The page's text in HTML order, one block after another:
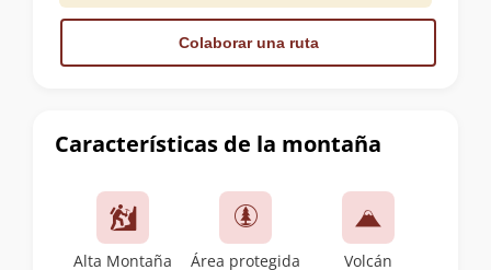
Características de la montaña
Alta Montaña Área protegida Volcán
Colaborar una ruta